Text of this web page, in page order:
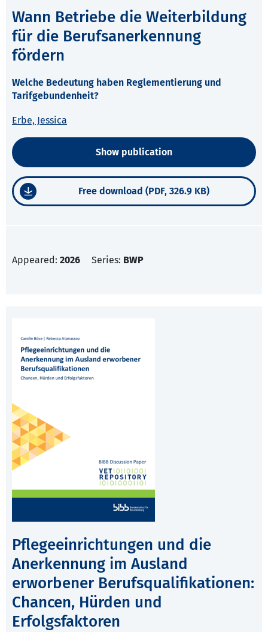
Wann Betriebe die Weiterbildung
für die Berufsanerkennung
fördern
Welche Bedeutung haben Reglementierung und
Tarifgebundenheit?
Erbe, Jessica
Show publication
Free download (PDF, 326.9 KB)
Appeared: 2026 Series: BWP
Pflegeeinrichtungen und die
Anerkennung im Ausland
erworbener Berufsqualifikationen:
Chancen, Hürden und
Erfolgsfaktoren